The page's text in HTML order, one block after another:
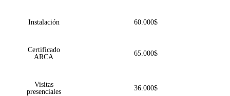
Instalación 60.000$
Certificado
ARCA
65.000$
Visitas
presenciales
36.000$